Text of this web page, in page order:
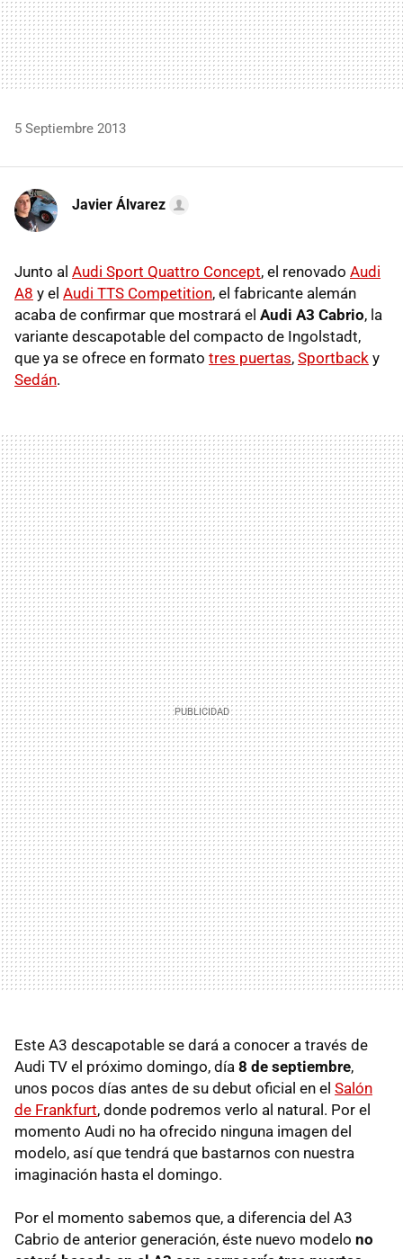
5 Septiembre 2013
Javier Álvarez
Junto al Audi Sport Quattro Concept, el renovado Audi
A8 y el Audi TTS Competition, el fabricante alemán
acaba de confirmar que mostrará el Audi A3 Cabrio, la
variante descapotable del compacto de Ingolstadt,
que ya se ofrece en formato tres puertas, Sportback y
Sedán.
Este A3 descapotable se dará a conocer a través de
Audi TV el próximo domingo, día 8 de septiembre,
unos pocos días antes de su debut oficial en el Salón
de Frankfurt, donde podremos verlo al natural. Por el
momento Audi no ha ofrecido ninguna imagen del
modelo, así que tendrá que bastarnos con nuestra
imaginación hasta el domingo.
Por el momento sabemos que, a diferencia del A3
Cabrio de anterior generación, éste nuevo modelo no